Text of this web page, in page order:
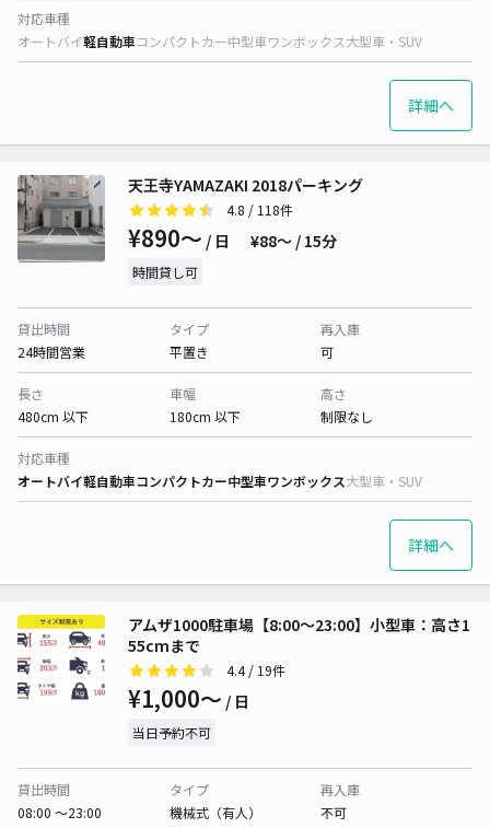
対応車種
オートバイ軽自動車コンパクトカー中型車ワンボックス大型車・SUV
詳細へ
天王寺YAMAZAKI 2018パーキング
4.8 / 118件
¥890〜 / 日 ¥88〜 / 15分
時間貸し可
貸出時間
24時間営業
タイプ
平置き
再入庫
可
長さ
480cm 以下
車幅
180cm 以下
高さ
制限なし
対応車種
オートバイ軽自動車コンパクトカー中型車ワンボックス大型車・SUV
詳細へ
アムザ1000駐車場【8:00〜23:00】小型車：高さ1
55cmまで
4.4/ 19件
¥1,000〜 / 日
当日予約不可
貸出時間
08:00 〜23:00
タイプ
機械式（有人）
再入庫
不可